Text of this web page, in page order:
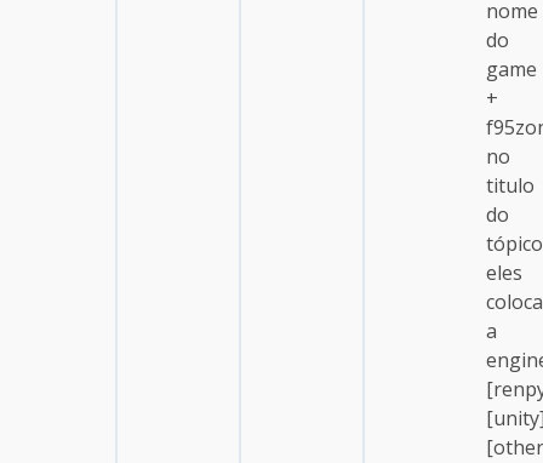
nome
do
game
+
no
titulo
do
tópico
eles
a